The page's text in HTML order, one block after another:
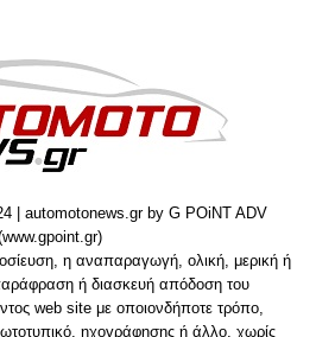
| automotonews.gr by G POiNT ADV
η αναπαραγωγή, ολική, μερική ή
ή διασκευή απόδοση του
web site με οποιονδήποτε τρόπο,
ηχογράφησης ή άλλο, χωρίς